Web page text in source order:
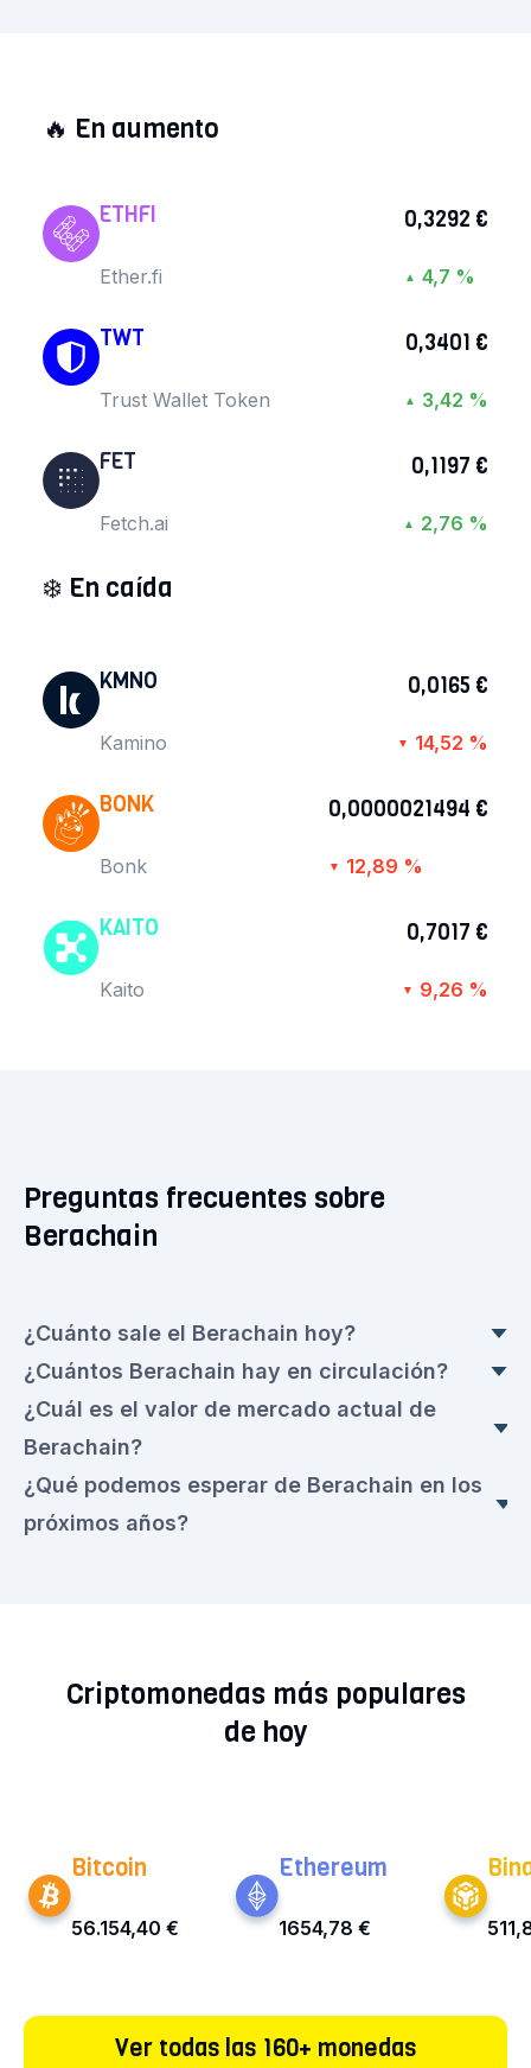
🔥 En aumento
ETHFI
Ether.fi
0,3292 €
▲ 4,7 %
TWT
Trust Wallet Token
0,3401 €
▲ 3,42 %
FET
Fetch.ai
0,1197 €
▲ 2,76 %
❄️ En caída
KMNO
Kamino
0,0165 €
▼ 14,52 %
BONK
Bonk
0,0000021494 €
▼ 12,89 %
KAITO
Kaito
0,7017 €
▼ 9,26 %
Preguntas frecuentes sobre
Berachain
¿Cuánto sale el Berachain hoy?
El precio actual de Berachain es en este
momento de 0,1336 €. Se trata de un una
disminuciön del ▼ 2,91 % por ciento con
respecto a ayer.
¿Cuántos Berachain hay en circulación?
Hoy en día hay Berachain 315.741.281,35 en
uno.
¿Cuál es el valor de mercado actual de
Berachain?
El valor de mercado actual de hoy es de
42.416.758,00 €.
¿Qué podemos esperar de Berachain en los
próximos años?
para los próximos años.
Criptomonedas más populares
de hoy
Bitcoin
56.154,40 €
Ethereum
1654,78 €
Ver todas las 160+ monedas